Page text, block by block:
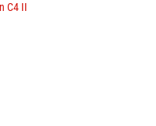
C4 II